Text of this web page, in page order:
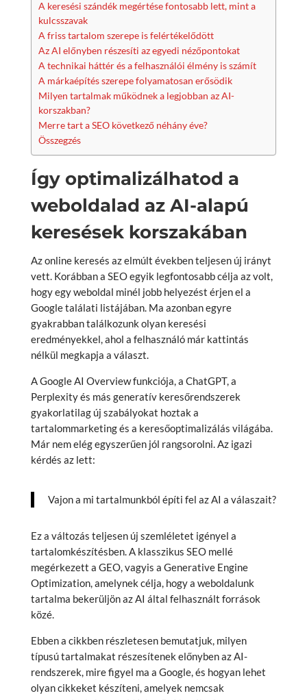
A keresési szándék megértése fontosabb lett, mint a
kulcsszavak
A friss tartalom szerepe is felértékelődött
Az AI előnyben részesíti az egyedi nézőpontokat
A technikai háttér és a felhasználói élmény is számít
A márkaépítés szerepe folyamatosan erősödik
Milyen tartalmak működnek a legjobban az AI-
korszakban?
Merre tart a SEO következő néhány éve?
Összegzés
Így optimalizálhatod a
weboldalad az AI-alapú
keresések korszakában
Az online keresés az elmúlt években teljesen új irányt
vett. Korábban a SEO egyik legfontosabb célja az volt,
hogy egy weboldal minél jobb helyezést érjen el a
Google találati listájában. Ma azonban egyre
gyakrabban találkozunk olyan keresési
eredményekkel, ahol a felhasználó már kattintás
nélkül megkapja a választ.
A Google AI Overview funkciója, a ChatGPT, a
Perplexity és más generatív keresőrendszerek
gyakorlatilag új szabályokat hoztak a
tartalommarketing és a keresőoptimalizálás világába.
Már nem elég egyszerűen jól rangsorolni. Az igazi
kérdés az lett:
Vajon a mi tartalmunkból építi fel az AI a válaszait?
Ez a változás teljesen új szemléletet igényel a
tartalomkészítésben. A klasszikus SEO mellé
megérkezett a GEO, vagyis a Generative Engine
Optimization, amelynek célja, hogy a weboldalunk
tartalma bekerüljön az AI által felhasznált források
közé.
Ebben a cikkben részletesen bemutatjuk, milyen
típusú tartalmakat részesítenek előnyben az AI-
rendszerek, mire figyel ma a Google, és hogyan lehet
olyan cikkeket készíteni, amelyek nemcsak